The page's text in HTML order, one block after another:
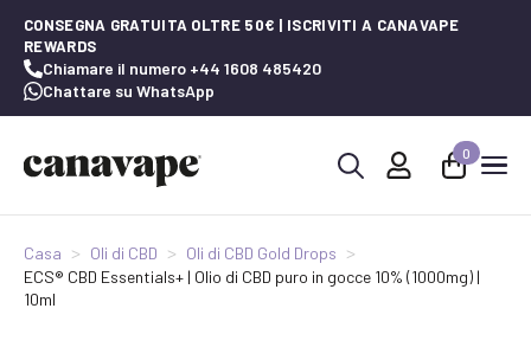
CONSEGNA GRATUITA OLTRE 50€ | ISCRIVITI A CANAVAPE
REWARDS
Chiamare il numero +44 1608 485420
Chattare su WhatsApp
0
Casa Oli di CBD
Oli di CBD Gold Drops
ECS® CBD Essentials+ | Olio di CBD puro in gocce 10% (1000mg) |
10ml